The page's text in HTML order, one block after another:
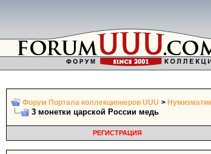
Форум Портала коллекционеров UUU >
3 монетки царской России медь
РЕГИСТРАЦИЯ